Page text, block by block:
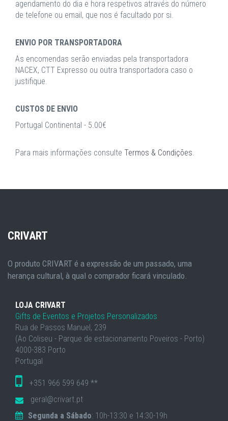
agendamento do dia e hora respetivos através do número
de telefone ou email, que nos é facultado por si.
ENVIO POR TRANSPORTADORA
As encomendas serão enviadas pela transportadora
NACEX, CTT Expresso ou outra transportadora caso o
justifique.
CUSTOS DE ENVIO
Portugal Continental - 5.00€
Para mais informações consulte Termos & Condições.
CRIVART
O produto CRIVART é a expressão de um passado, uma
herança cultural, à qual o comprador ficará vinculado.
LOJA CRIVART
Gifts de Eventos e Projetos Personalizados
Rua de Passos Manuel, 239
(Ao Coliseu - Parque de estacionamento Poveiros - Porto)
4000-383 Porto
Portugal
+351 966 599 649 **
geral@crivart.pt
Segunda a Sábado: 10h-13:30 e 14:30-19h